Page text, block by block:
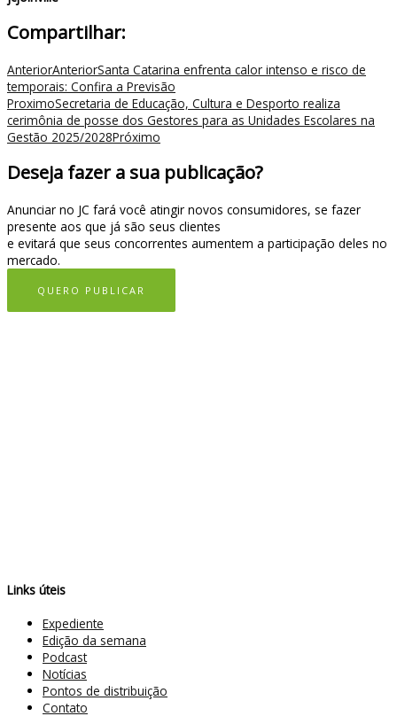
Compartilhar:
AnteriorAnteriorSanta Catarina enfrenta calor intenso e risco de
temporais: Confira a Previsão
ProximoSecretaria de Educação, Cultura e Desporto realiza
cerimônia de posse dos Gestores para as Unidades Escolares na
Gestão 2025/2028Próximo
Deseja fazer a sua publicação?
Anunciar no JC fará você atingir novos consumidores, se fazer
presente aos que já são seus clientes
e evitará que seus concorrentes aumentem a participação deles no
mercado.
QUERO PUBLICAR
Links úteis
Expediente
Edição da semana
Podcast
Notícias
Pontos de distribuição
Contato